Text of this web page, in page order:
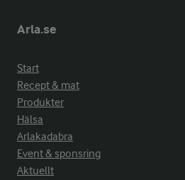
Arla.se
Start
Recept & mat
Produkter
Hälsa
Arlakadabra
Event & sponsring
Aktuellt